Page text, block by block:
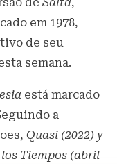
de Salta,
em 1978,
de seu
semana.
está marcado
a
Quasi (2022) y
Tiempos (abril